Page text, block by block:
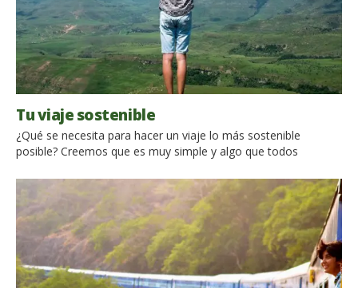
Tu viaje sostenible
¿Qué se necesita para hacer un viaje lo más sostenible
posible? Creemos que es muy simple y algo que todos
durante los viajes largos. No se trata de gastar más o privarse
de comodidad, basta con cambiar nuestra actitud, algún
hábito y ser más conscientes de […]